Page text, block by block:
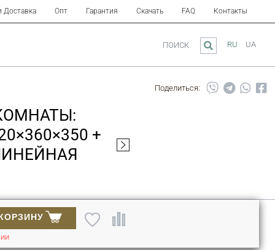
Доставка Опт Гарантия Скачать FAQ Контакты
RU UA
ПОИСК
Поделиться:
+